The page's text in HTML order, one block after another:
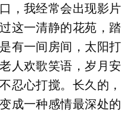
，我经常会出现影片
这一清静的花苑，踏
有一间房间，太阳打
人欢歌笑语，岁月安
忍心打搅。长久的，
成一种感情最深处的